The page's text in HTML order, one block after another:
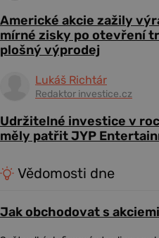
Americké akcie zažily
mírné zisky po otevření
plošný výprodej
Lukáš Richtár
Redaktor investice.cz
Udržitelné investice v
měly patřit JYP
Vědomosti dne
Jak obchodovat s akciemi